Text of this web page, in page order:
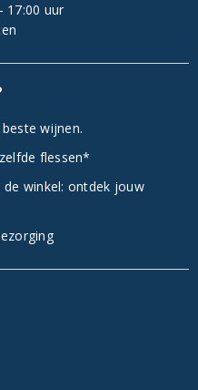
17:00 uur
wijnen.
flessen*
winkel: ontdek jouw